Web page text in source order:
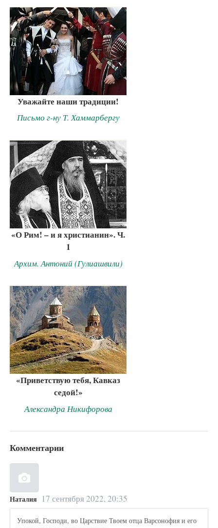
Уважайте наши традиции!
Письмо г-ну Т. Хаммарбергу
«О Рим! – и я христианин». Ч.
1
Архим. Антоний (Гулиашвили)
«Приветствую тебя, Кавказ
седой!»
Александра Никифорова
Комментарии
Наталия 17 сентября 2022, 20:35
Упокой, Господи, во Царствие Твоем отца Варсонофия и его